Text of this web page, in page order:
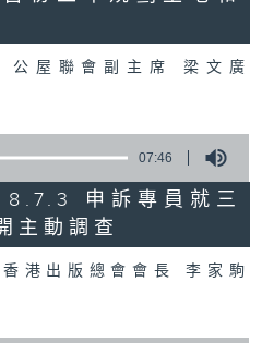
公屋聯會副主席 梁文廣
07:46
申訴專員就三
主動調查
港出版總會會長 李家駒